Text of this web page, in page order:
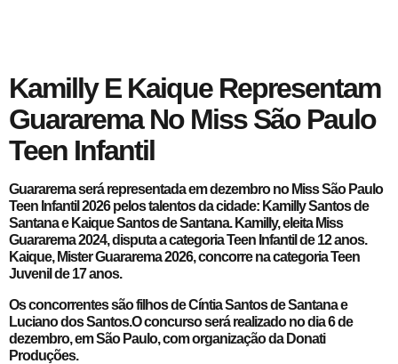
Kamilly E Kaique Representam
Guararema No Miss São Paulo
Teen Infantil
Guararema será representada em dezembro no Miss São Paulo
Teen Infantil 2026 pelos talentos da cidade: Kamilly Santos de
Santana e Kaique Santos de Santana. Kamilly, eleita Miss
Guararema 2024, disputa a categoria Teen Infantil de 12 anos.
Kaique, Mister Guararema 2026, concorre na categoria Teen
Juvenil de 17 anos.
Os concorrentes são filhos de Cíntia Santos de Santana e
Luciano dos Santos.O concurso será realizado no dia 6 de
dezembro, em São Paulo, com organização da Donati
Produções.